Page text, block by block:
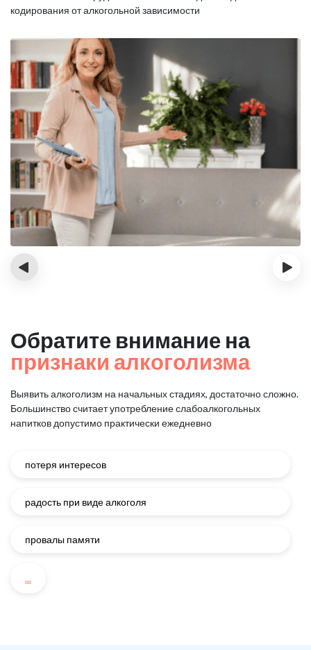
кодирования от алкогольной зависимости
‹ ›
Обратите внимание на
признаки алкоголизма
Выявить алкоголизм на начальных стадиях, достаточно сложно.
Большинство считает употребление слабоалкогольных
напитков допустимо практически ежедневно
потеря интересов
радость при виде алкоголя
провалы памяти
...